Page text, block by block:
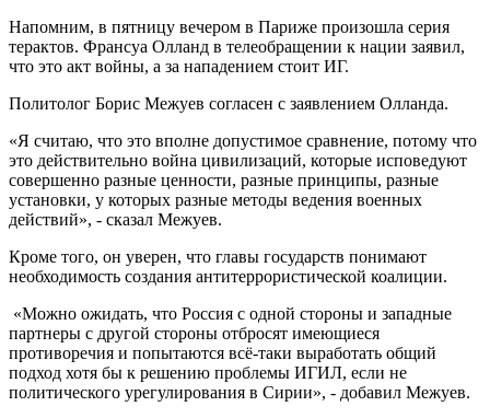
Напомним, в пятницу вечером в Париже произошла серия
терактов. Франсуа Олланд в телеобращении к нации заявил,
что это акт войны, а за нападением стоит ИГ.
Политолог Борис Межуев согласен с заявлением Олланда.
«Я считаю, что это вполне допустимое сравнение, потому что
это действительно война цивилизаций, которые исповедуют
совершенно разные ценности, разные принципы, разные
установки, у которых разные методы ведения военных
действий», - сказал Межуев.
Кроме того, он уверен, что главы государств понимают
необходимость создания антитеррористической коалиции.
«Можно ожидать, что Россия с одной стороны и западные
партнеры с другой стороны отбросят имеющиеся
противоречия и попытаются всё-таки выработать общий
подход хотя бы к решению проблемы ИГИЛ, если не
политического урегулирования в Сирии», - добавил Межуев.